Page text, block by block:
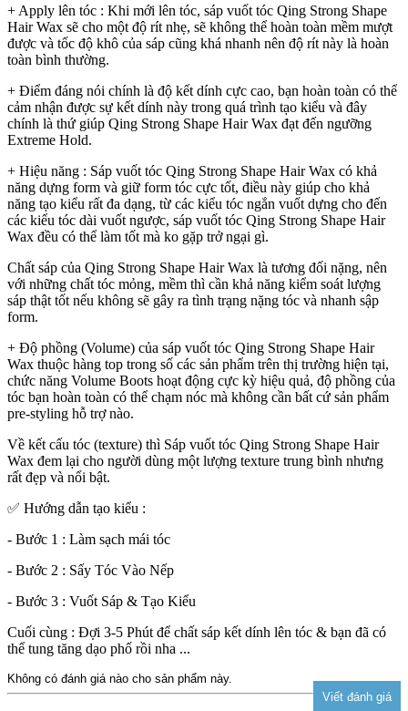
+ Apply lên tóc : Khi mới lên tóc, sáp vuốt tóc Qing Strong Shape
Hair Wax sẽ cho một độ rít nhẹ, sẽ không thể hoàn toàn mềm mượt
được và tốc độ khô của sáp cũng khá nhanh nên độ rít này là hoàn
toàn bình thường.
+ Điểm đáng nói chính là độ kết dính cực cao, bạn hoàn toàn có thể
cảm nhận được sự kết dính này trong quá trình tạo kiểu và đây
chính là thứ giúp Qing Strong Shape Hair Wax đạt đến ngưỡng
Extreme Hold.
+ Hiệu năng : Sáp vuốt tóc Qing Strong Shape Hair Wax có khả
năng dựng form và giữ form tóc cực tốt, điều này giúp cho khả
năng tạo kiểu rất đa dạng, từ các kiểu tóc ngắn vuốt dựng cho đến
các kiểu tóc dài vuốt ngược, sáp vuốt tóc Qing Strong Shape Hair
Wax đều có thể làm tốt mà ko gặp trở ngại gì.
Chất sáp của Qing Strong Shape Hair Wax là tương đối nặng, nên
với những chất tóc mỏng, mềm thì cần khả năng kiểm soát lượng
sáp thật tốt nếu không sẽ gây ra tình trạng nặng tóc và nhanh sập
form.
+ Độ phồng (Volume) của sáp vuốt tóc Qing Strong Shape Hair
Wax thuộc hàng top trong số các sản phẩm trên thị trường hiện tại,
chức năng Volume Boots hoạt động cực kỳ hiệu quả, độ phồng của
tóc bạn hoàn toàn có thể chạm nóc mà không cần bất cứ sản phẩm
pre-styling hỗ trợ nào.
Về kết cấu tóc (texture) thì Sáp vuốt tóc Qing Strong Shape Hair
Wax đem lại cho người dùng một lượng texture trung bình nhưng
rất đẹp và nổi bật.
✅ Hướng dẫn tạo kiểu :
- Bước 1 : Làm sạch mái tóc
- Bước 2 : Sấy Tóc Vào Nếp
- Bước 3 : Vuốt Sáp & Tạo Kiểu
Cuối cùng : Đợi 3-5 Phút để chất sáp kết dính lên tóc & bạn đã có
thể tung tăng dạo phố rồi nha ...
Không có đánh giá nào cho sản phẩm này.